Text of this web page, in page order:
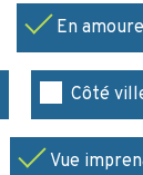
En
Côté
Vue